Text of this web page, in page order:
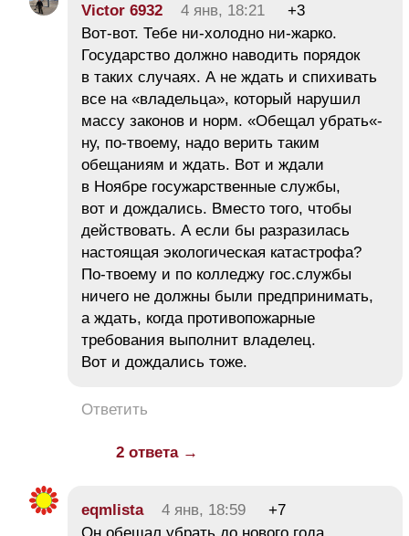
Victor 6932 4 янв, 18:21
+3
Вот-вот. Тебе ни-холодно ни-жарко.
Государство должно наводить порядок
в таких случаях. А не ждать и спихивать
все на «владельца», который нарушил
массу законов и норм. «Обещал убрать«-
ну, по-твоему, надо верить таким
обещаниям и ждать. Вот и ждали
в Ноябре госужарственные службы,
вот и дождались. Вместо того, чтобы
действовать. А если бы разразилась
настоящая экологическая катастрофа?
По-твоему и по колледжу гос.службы
ничего не должны были предпринимать,
а ждать, когда противопожарные
требования выполнит владелец.
Вот и дождались тоже.
Ответить
2 ответа →
eqmlista 4 янв, 18:59
+7